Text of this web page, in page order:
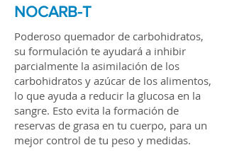
NOCARB-T
Poderoso quemador de carbohidratos,
su formulación te ayudará a inhibir
parcialmente la asimilación de los
carbohidratos y azúcar de los alimentos,
lo que ayuda a reducir la glucosa en la
sangre. Esto evita la formación de
reservas de grasa en tu cuerpo, para un
mejor control de tu peso y medidas.